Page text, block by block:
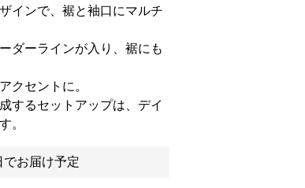
インで、裾と袖口にマルチ
ダーラインが入り、裾にも
クセントに。
するセットアップは、デイ
。
でお届け予定